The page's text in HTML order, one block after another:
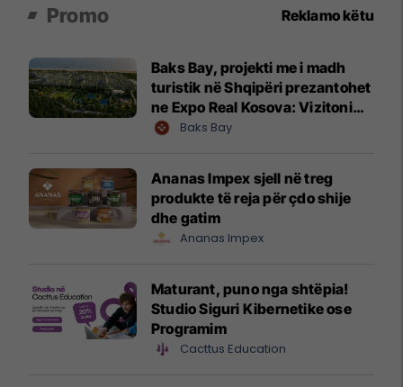
Promo Reklamo këtu
Baks Bay, projekti me i madh
turistik në Shqipëri prezantohet
ne Expo Real Kosova: Vizitoni
shtandin dhe zbuloni
Baks Bay
Ananas Impex sjell në treg
produkte të reja për çdo shije
dhe gatim
Ananas Impex
Maturant, puno nga shtëpia!
Studio Siguri Kibernetike ose
Programim
Cacttus Education